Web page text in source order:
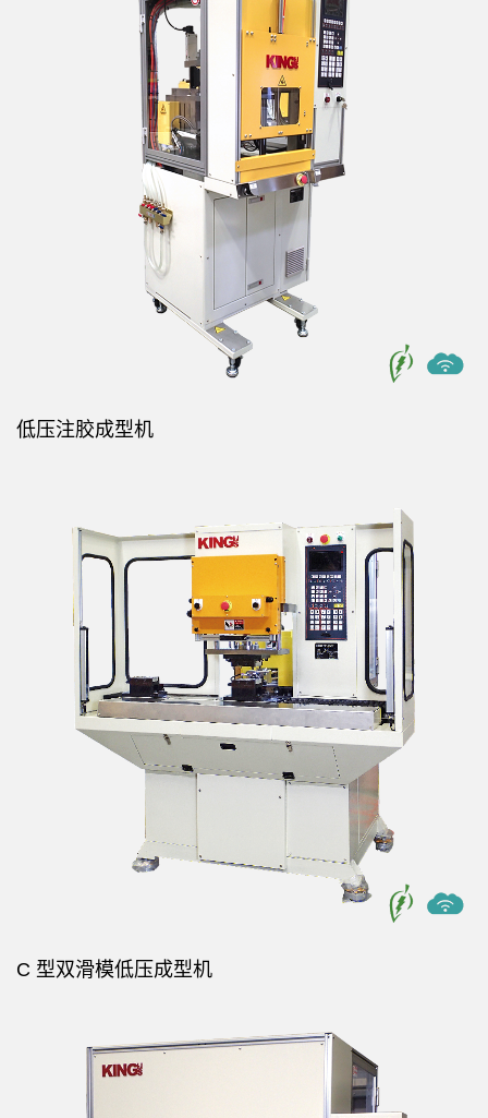
低压注胶成型机
C 型双滑模低压成型机